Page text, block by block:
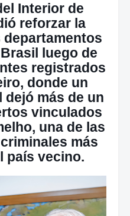
Interior de
reforzar la
luego de
registrados
donde un
más de un
vinculados
una de las
más
país vecino.